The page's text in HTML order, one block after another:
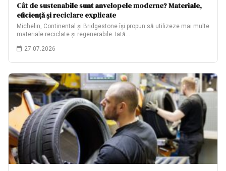
Cât de sustenabile sunt anvelopele moderne? Materiale,
eficiență și reciclare explicate
Michelin, Continental și Bridgestone își propun să utilizeze mai multe
materiale reciclate și regenerabile. Iată…
27.07.2026